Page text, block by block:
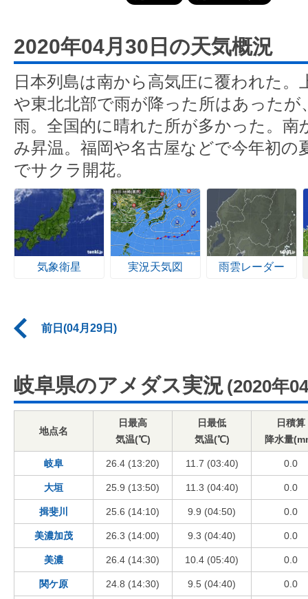
2020年04月30日の天気概況
日本列島は南から高気圧に覆われた。
や東北北部で雨が降った所はあったが
雨。全国的に晴れた所が多かった。南
み昇温。福岡や名古屋などで今年初の
でサクラ開花。
気象衛星 実況天気図 雨雲レーダー
前日(04月29日)
岐阜県のアメダス実況 (2020年
地点名
日最高
気温(℃)
日最低
気温(℃)
日積算
降水量
岐阜 26.4 (13:20) 11.7 (03:40) 0.0
大垣 25.9 (13:50) 11.3 (04:40) 0.0
揖斐川 25.6 (14:10) 9.9 (04:50) 0.0
美濃加茂 26.3 (14:00) 9.3 (04:40) 0.0
美濃 26.4 (14:30) 10.4 (05:40) 0.0
関ケ原 24.8 (14:30) 9.5 (04:40) 0.0